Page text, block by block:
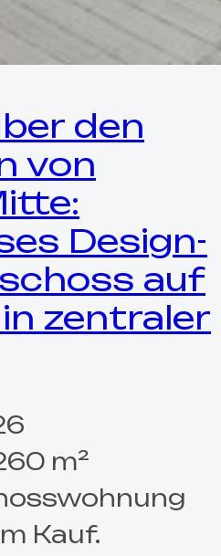
den
von
Design-
auf
zentraler
m²
Kauf.